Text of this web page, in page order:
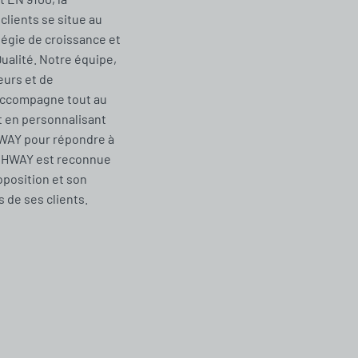
se situe au
de croissance et
Notre équipe,
et de
tout au
personnalisant
pour répondre à
est reconnue
et son
de ses clients.